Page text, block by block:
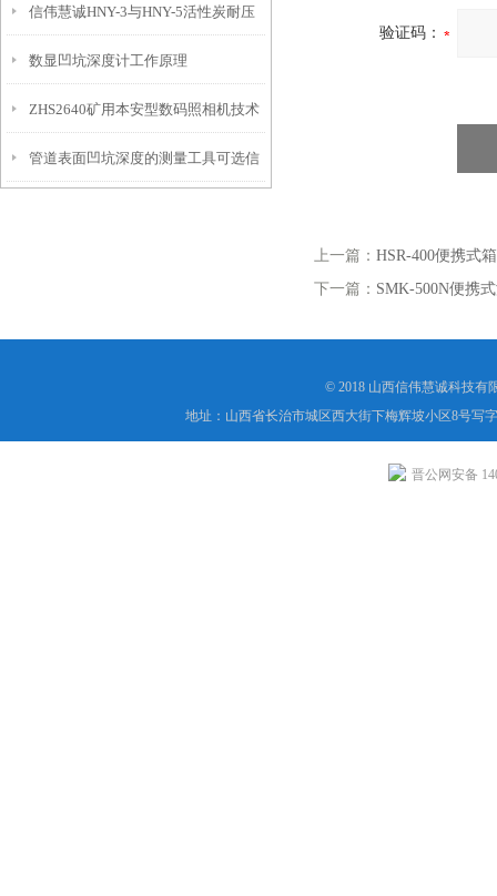
免测试过程中测针移动导致数据变动
信伟慧诚HNY-3与HNY-5活性炭耐压
强度测定仪技术参数！
数显凹坑深度计工作原理
ZHS2640矿用本安型数码照相机技术
参数！
管道表面凹坑深度的测量工具可选信
验证码：
上一篇： HSR-400便携式
下一篇： SMK-500N便携
© 2018 山西信伟慧诚科技有
地址：山西省长治市城区西大街下梅辉坡小区8号写
晋公网安备